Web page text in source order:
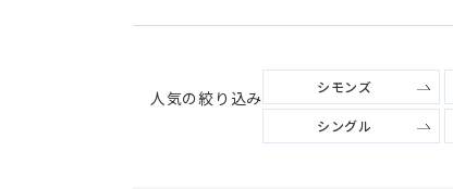
人気の絞り込み シモンズ
シングル